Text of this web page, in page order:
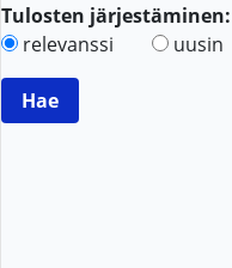
Tulosten järjestäminen:
relevanssi
uusin